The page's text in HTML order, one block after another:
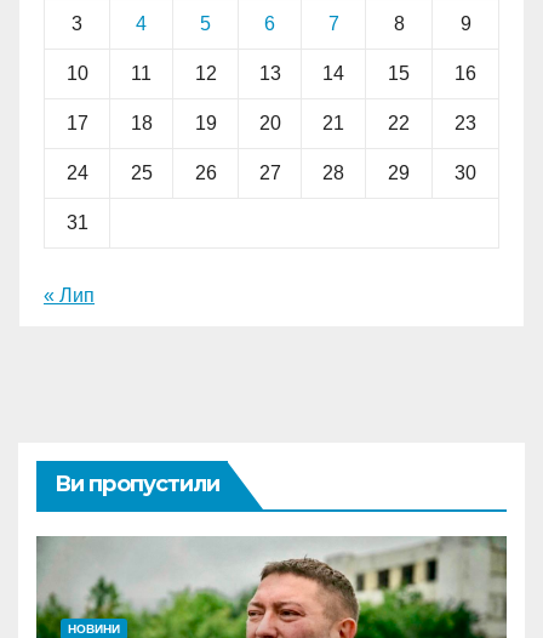
3 4 5 6 7 8 9
10 11 12 13 14 15 16
17 18 19 20 21 22 23
24 25 26 27 28 29 30
31
« Лип
Ви пропустили
НОВИНИ